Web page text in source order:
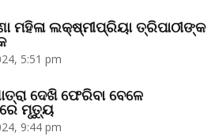
ମହିଳା ଲକ୍ଷ୍ମୀପ୍ରିୟା ତ୍ରିପାଠୀଙ୍କ
5:51 pm
ଦେଖି ଫେରିବା ବେଳେ
ମୃତ୍ୟୁ
9:44 pm